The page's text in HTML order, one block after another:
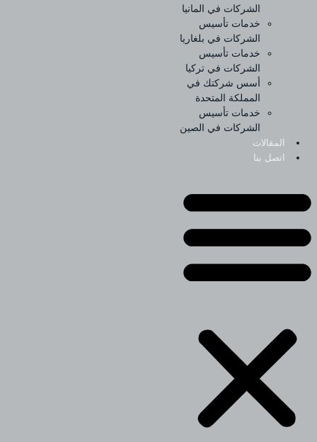
الشركات في المانيا
خدمات تأسيس
الشركات في بلغاريا
خدمات تأسيس
الشركات في تركيا
أسس شركتك في
المملكة المتحدة
خدمات تأسيس
الشركات في الصين
المقالات
اتصل بنا